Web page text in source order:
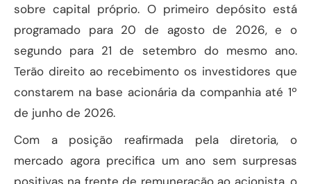
sobre capital próprio. O primeiro depósito está
programado para 20 de agosto de 2026, e o
segundo para 21 de setembro do mesmo ano.
Terão direito ao recebimento os investidores que
constarem na base acionária da companhia até 1º
de junho de 2026.
Com a posição reafirmada pela diretoria, o
mercado agora precifica um ano sem surpresas